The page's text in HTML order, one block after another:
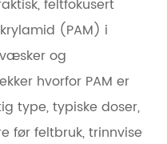
feltfokusert
(PAM) i
og
hvorfor PAM er
type, typiske doser,
før feltbruk, trinnvise